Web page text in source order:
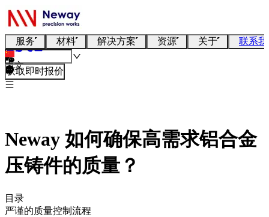
服务 材料 解决方案 资源 关于 联系
中文
获取即时报价
Neway 如何确保高需求铝合金
压铸件的质量？
目录
严谨的质量控制流程